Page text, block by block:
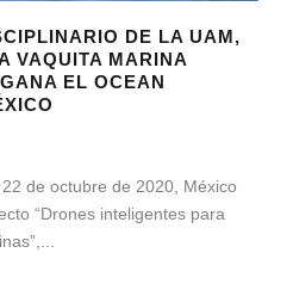
DE LA UAM,
VAQUITA MARINA
EL OCEAN
de octubre de 2020, México
“Drones inteligentes para